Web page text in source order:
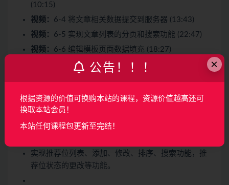
(10:15)
视频： 6-4 将文章相关数据提交到服务器 (13:43)
视频： 6-5 实现文章列表的分页和搜索功能 (22:47)
视频： 6-6 编辑模板页面数据填充 (18:27)
6-7 保存文章修改的数据到数据库中 (09:19)
视频： 6-9 完成文章排序功能 (10:12)
第7章 推荐位内容管理8 节 | 71分钟
实现推荐位列表、添加、修改、排序、搜索功能，推
荐位状态的更改等功能。
×
公告！！！
根据资源的价值可换购本站的课程，资源价值越高还可
换取本站会员！
本站任何课程包更新至完结！